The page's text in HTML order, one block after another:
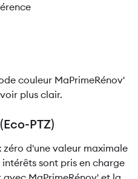
couleur MaPrimeRénov'
plus clair.
PTZ)
d'une valeur maximale
intérêts sont pris en charge